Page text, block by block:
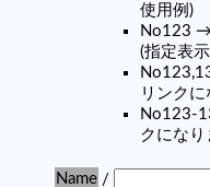
使用例)
No123 →
(指定表示
リンクに
No123-
クになり
Name /